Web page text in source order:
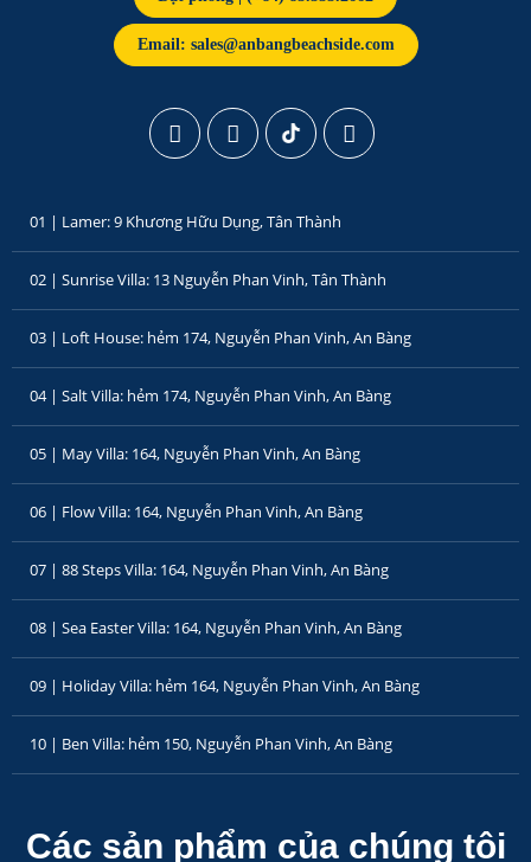
Email: sales@anbangbeachside.com
01 | Lamer: 9 Khương Hữu Dụng, Tân Thành
02 | Sunrise Villa: 13 Nguyễn Phan Vinh, Tân Thành
03 | Loft House: hẻm 174, Nguyễn Phan Vinh, An Bàng
04 | Salt Villa: hẻm 174, Nguyễn Phan Vinh, An Bàng
05 | May Villa: 164, Nguyễn Phan Vinh, An Bàng
06 | Flow Villa: 164, Nguyễn Phan Vinh, An Bàng
07 | 88 Steps Villa: 164, Nguyễn Phan Vinh, An Bàng
08 | Sea Easter Villa: 164, Nguyễn Phan Vinh, An Bàng
09 | Holiday Villa: hẻm 164, Nguyễn Phan Vinh, An Bàng
10 | Ben Villa: hẻm 150, Nguyễn Phan Vinh, An Bàng
Các sản phẩm của chúng tôi